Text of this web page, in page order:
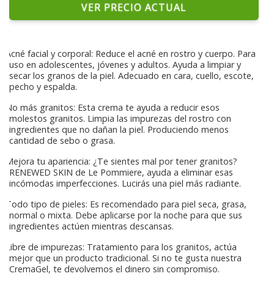
VER PRECIO ACTUAL
Acné facial y corporal: Reduce el acné en rostro y cuerpo. Para
uso en adolescentes, jóvenes y adultos. Ayuda a limpiar y
secar los granos de la piel. Adecuado en cara, cuello, escote,
pecho y espalda.
No más granitos: Esta crema te ayuda a reducir esos
molestos granitos. Limpia las impurezas del rostro con
ingredientes que no dañan la piel. Produciendo menos
cantidad de sebo o grasa.
Mejora tu apariencia: ¿Te sientes mal por tener granitos?
RENEWED SKIN de Le Pommiere, ayuda a eliminar esas
incómodas imperfecciones. Lucirás una piel más radiante.
Todo tipo de pieles: Es recomendado para piel seca, grasa,
normal o mixta. Debe aplicarse por la noche para que sus
ingredientes actúen mientras descansas.
Libre de impurezas: Tratamiento para los granitos, actúa
mejor que un producto tradicional. Si no te gusta nuestra
CremaGel, te devolvemos el dinero sin compromiso.